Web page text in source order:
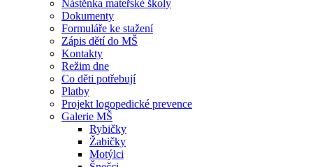
Nástěnka mateřské školy
Dokumenty
Formuláře ke stažení
Zápis dětí do MŠ
Kontakty
Režim dne
Co děti potřebují
Platby
Projekt logopedické prevence
Galerie MŠ
Rybičky
Žabičky
Motýlci